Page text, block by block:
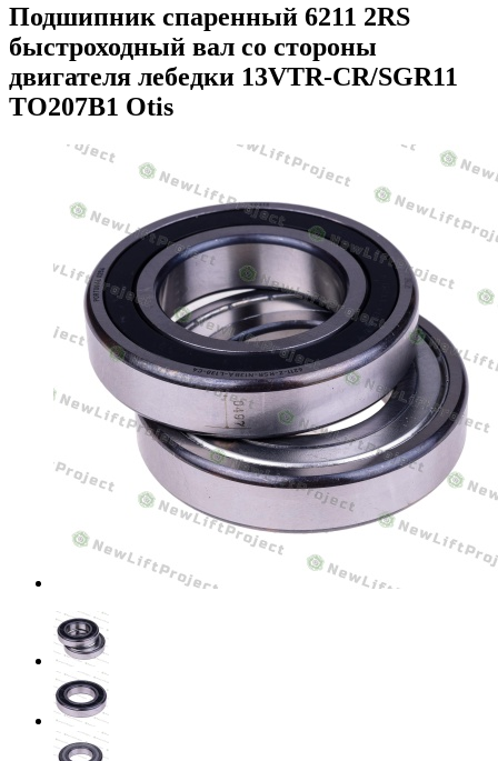
Подшипник спаренный 6211 2RS
быстроходный вал со стороны
двигателя лебедки 13VTR-CR/SGR11
TO207B1 Otis